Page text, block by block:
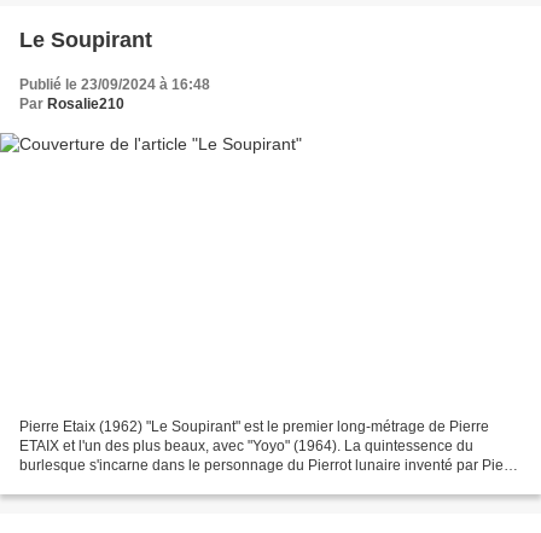
Le Soupirant
Publié le 23/09/2024 à 16:48
Par Rosalie210
Pierre Etaix (1962) "Le Soupirant" est le premier long-métrage de Pierre
ETAIX et l'un des plus beaux, avec "Yoyo" (1964). La quintessence du
burlesque s'incarne dans le personnage du Pierrot lunaire inventé par Pierre